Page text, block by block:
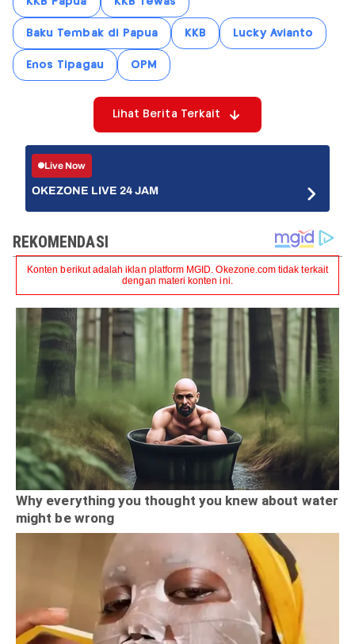
Baku Tembak di Papua KKB Lucky Avianto
Enos Tipagau OPM
Lihat Berita Terkait
Live Now
OKEZONE LIVE 24 JAM